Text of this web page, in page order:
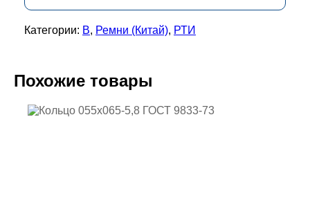
Категории: В, Ремни (Китай), РТИ
Похожие товары